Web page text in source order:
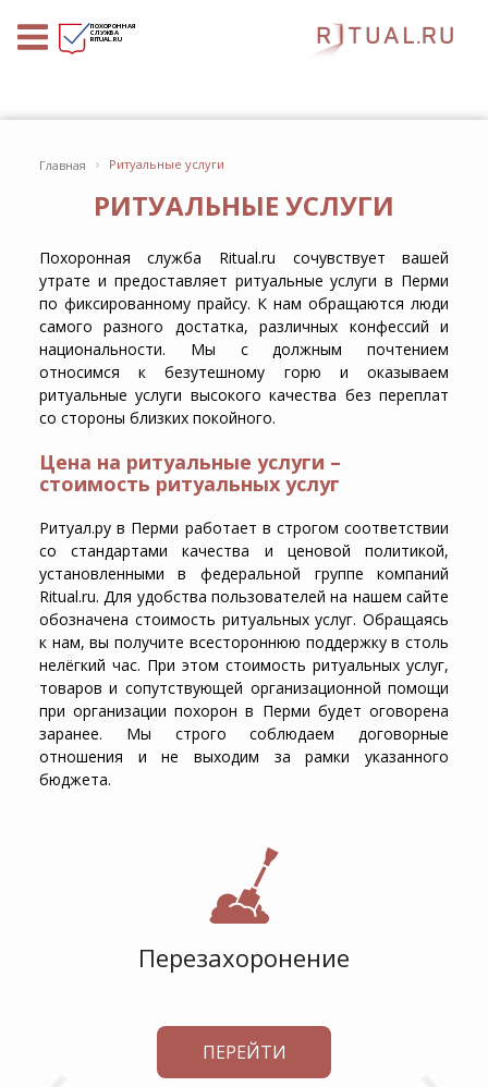
ПОХОРОННАЯ
СЛУЖБА
RITUAL.RU
Главная › Ритуальные услуги
РИТУАЛЬНЫЕ УСЛУГИ
Похоронная служба Ritual.ru сочувствует вашей
утрате и предоставляет ритуальные услуги в Перми
по фиксированному прайсу. К нам обращаются люди
самого разного достатка, различных конфессий и
национальности. Мы с должным почтением
относимся к безутешному горю и оказываем
ритуальные услуги высокого качества без переплат
со стороны близких покойного.
Цена на ритуальные услуги –
стоимость ритуальных услуг
Ритуал.ру в Перми работает в строгом соответствии
со стандартами качества и ценовой политикой,
установленными в федеральной группе компаний
Ritual.ru. Для удобства пользователей на нашем сайте
обозначена стоимость ритуальных услуг. Обращаясь
к нам, вы получите всестороннюю поддержку в столь
нелёгкий час. При этом стоимость ритуальных услуг,
товаров и сопутствующей организационной помощи
при организации похорон в Перми будет оговорена
заранее. Мы строго соблюдаем договорные
отношения и не выходим за рамки указанного
бюджета.
Перезахоронение
ПЕРЕЙТИ